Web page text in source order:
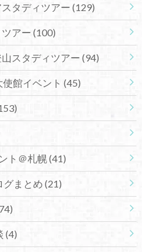
タディツアー (129)
アー (100)
スタディツアー (94)
館イベント (45)
ト＠札幌(41)
グまとめ (21)
(4)